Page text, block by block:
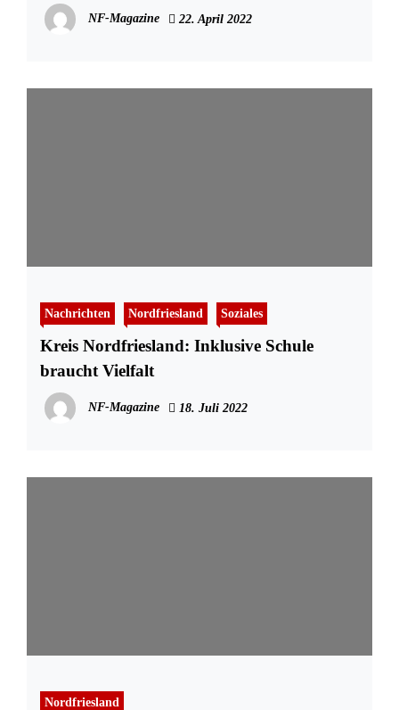
NF-Magazine 22. April 2022
Nachrichten Nordfriesland Soziales
Kreis Nordfriesland: Inklusive Schule
braucht Vielfalt
NF-Magazine 18. Juli 2022
Nordfriesland